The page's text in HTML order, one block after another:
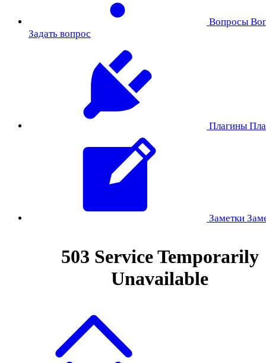
Вопросы
Задать вопрос
Плагины
Заметки